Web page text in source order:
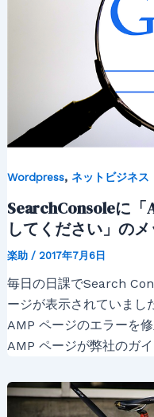
Wordpress, ネットビジネス
SearchConsoleに「
してください」の
楽助 / 2017年7月6日
毎日の日課でSearch
ージが表示されていまし
AMP ページのエラーを
AMP ページが弊社のガ